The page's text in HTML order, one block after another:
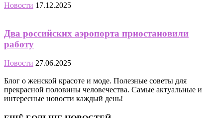
Новости 17.12.2025
Два российских аэропорта приостановили
работу
Новости 27.06.2025
Блог о женской красоте и моде. Полезные советы для
прекрасной половины человечества. Самые актуальные и
интересные новости каждый день!